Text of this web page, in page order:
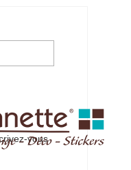
vous